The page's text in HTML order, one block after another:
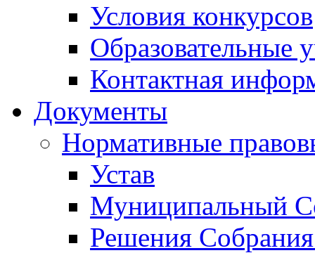
Условия конкурсов
Образовательные
Контактная
Документы
Нормативные
Устав
Муниципальный
Решения